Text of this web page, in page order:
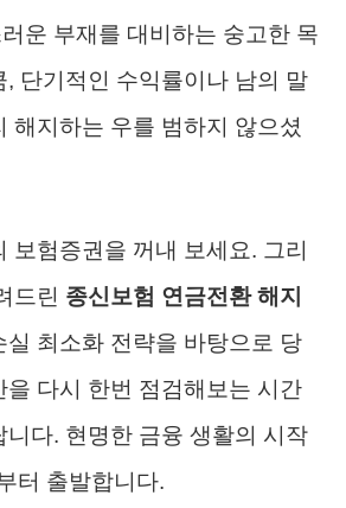
운 부재를 대비하는 숭고한 목
, 단기적인 수익률이나 남의 말
해지하는 우를 범하지 않으셨
보험증권을 꺼내 보세요. 그리
드린 종신보험 연금전환 해지
실 최소화 전략을 바탕으로 당
을 다시 한번 점검해보는 시간
니다. 현명한 금융 생활의 시작
터 출발합니다.